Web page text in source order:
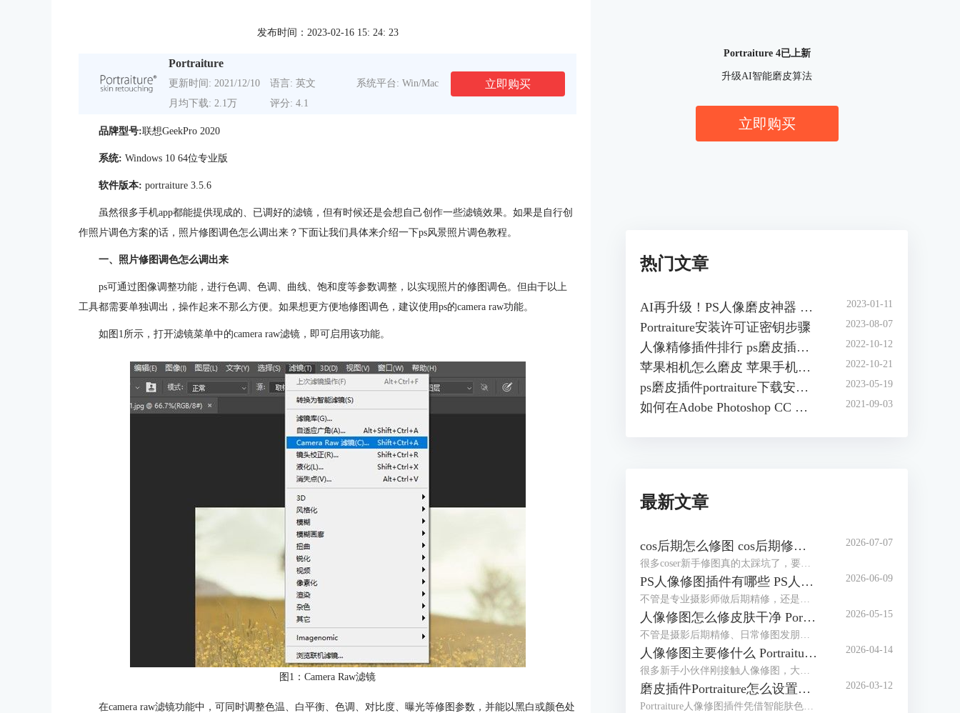
发布时间：2023-02-16 15: 24: 23
Portraiture
更新时间: 2021/12/10 语言: 英文
系统平台: Win/Mac
月均下载: 2.1万
评分: 4.1
立即购买
品牌型号:联想GeekPro 2020
系统: Windows 10 64位专业版
软件版本: portraiture 3.5.6
虽然很多手机app都能提供现成的、已调好的滤镜，但有时候还是会想自己创作一些滤镜效果。如果是自行创
作照片调色方案的话，照片修图调色怎么调出来？下面让我们具体来介绍一下ps风景照片调色教程。
一、照片修图调色怎么调出来
ps可通过图像调整功能，进行色调、色调、曲线、饱和度等参数调整，以实现照片的修图调色。但由于以上
工具都需要单独调出，操作起来不那么方便。如果想更方便地修图调色，建议使用ps的camera raw功能。
如图1所示，打开滤镜菜单中的camera raw滤镜，即可启用该功能。
图1：Camera Raw滤镜
在camera raw滤镜功能中，可同时调整色温、白平衡、色调、对比度、曝光等修图参数，并能以黑白或颜色处
Portraiture 4已上新
升级AI智能磨皮算法
立即购买
热门文章
AI再升级！PS人像磨皮神器 Portraiture 4 官方中文版正式上线 2023-01-11
Portraiture安装许可证密钥步骤 2023-08-07
人像精修插件排行 ps磨皮插件哪个效果好 2022-10-12
苹果相机怎么磨皮 苹果手机怎么磨皮 2022-10-21
ps磨皮插件portraiture下载安装方法 ps磨皮插件怎么用 2023-05-19
如何在Adobe Photoshop CC 安装 Portraiture 3插件 2021-09-03
最新文章
cos后期怎么修图 cos后期修图怎么磨皮好看 2026-07-07
PS人像修图插件有哪些 PS人像修图插件怎么用 2026-06-09
人像修图怎么修皮肤干净 Portraiture怎么修人像脸部五官 2026-05-15
人像修图主要修什么 Portraiture插件怎么用 2026-04-14
磨皮插件Portraiture怎么设置数值 Portraiture怎么保存预设 2026-03-12